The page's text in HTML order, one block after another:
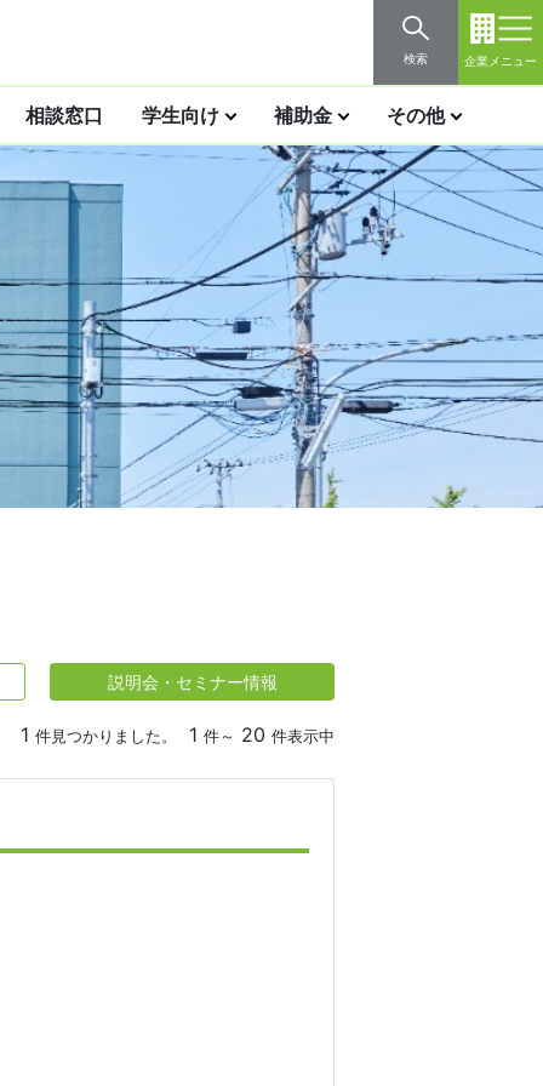
検索 企業メニュー
相談窓口 学生向け 補助金 その他
説明会・セミナー情報
1 件見つかりました。 1 件～ 20 件表示中